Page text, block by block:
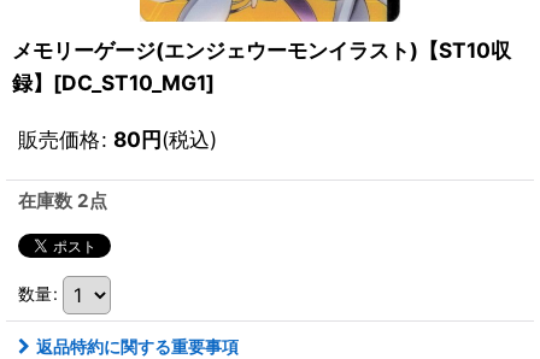
メモリーゲージ(エンジェウーモンイラスト)【ST10収
録】[DC_ST10_MG1]
販売価格: 80円(税込)
在庫数 2点
数量:
返品特約に関する重要事項